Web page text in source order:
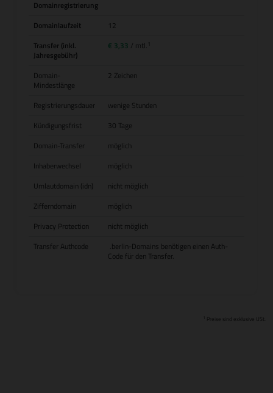
Domainregistrierung
Domainlaufzeit
12
Transfer (inkl.
Jahresgebühr)
€ 3,33 / mtl.
Domain-
Mindestlänge
2 Zeichen
Registrierungsdauer
wenige Stunden
Kündigungsfrist
30 Tage
Domain-Transfer
möglich
Inhaberwechsel
möglich
Umlautdomain (idn)
nicht möglich
Zifferndomain
möglich
Privacy Protection
nicht möglich
Transfer Authcode
.berlin-Domains benötigen einen Auth-
Code für den Transfer.
Preise sind exklusive USt.